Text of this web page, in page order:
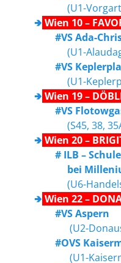
(U1-
🢂 Wien 10 –
#VS Ada-
(U1-
#VS
(U1-
🢂 Wien 19 –
#VS
(S45, 38,
🢂 Wien 20 –
# ILB – Schule
bei
(U6-
🢂 Wien 22 –
#VS Aspern
(U2-
#OVS
(U1-